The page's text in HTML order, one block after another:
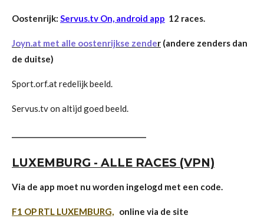
Oostenrijk: Servus.tv On, android app 12 races.
Joyn.at met alle oostenrijkse zender (andere zenders dan
de duitse)
Sport.orf.at redelijk beeld.
Servus.tv on altijd goed beeld.
LUXEMBURG - ALLE RACES (VPN)
Via de app moet nu worden ingelogd met een code.
F1 OP RTL LUXEMBURG, online via de site